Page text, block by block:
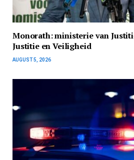
Monorath: ministerie van
Justitie en Veiligheid
AUGUST 5, 2026